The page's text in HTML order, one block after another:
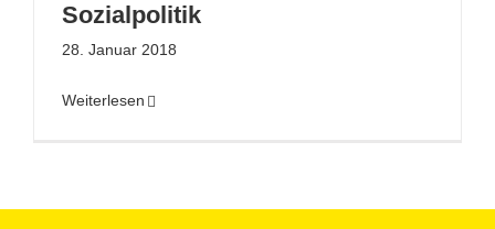
Sozialpolitik
28. Januar 2018
Weiterlesen